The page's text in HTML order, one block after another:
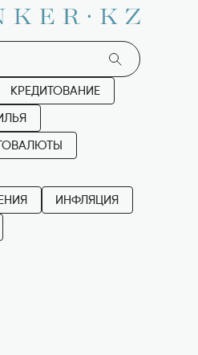
КРЕДИТОВАНИЕ
ИНФЛЯЦИЯ